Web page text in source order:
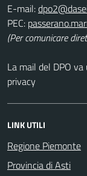
E-mail:
PEC:
(Per comunicare
La mail del DPO
privacy
LINK UTILI
Regione Piemonte
Provincia di Asti